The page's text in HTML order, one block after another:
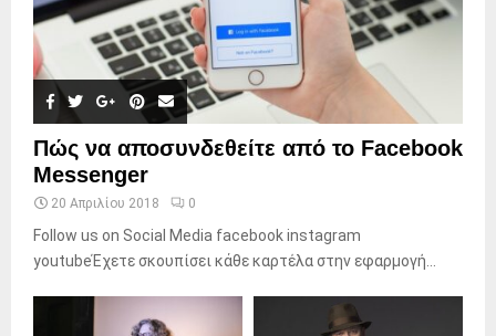
Πώς να αποσυνδεθείτε από το Facebook
Messenger
20 Απριλίου 2018 0
Follow us on Social Media facebook instagram
youtubeΈχετε σκουπίσει κάθε καρτέλα στην εφαρμογή...